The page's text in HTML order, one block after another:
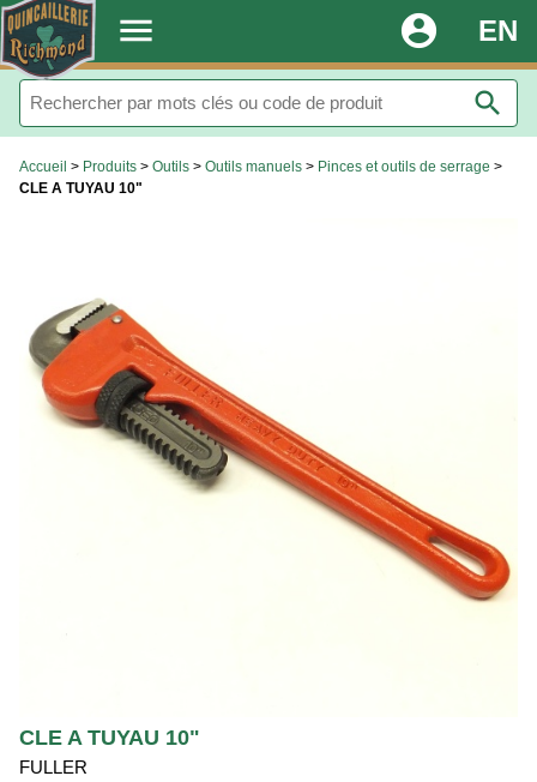
. menu EN
account_circle
search
Accueil > Produits > Outils > Outils manuels > Pinces et outils de serrage >
CLE A TUYAU 10"
CLE A TUYAU 10"
FULLER